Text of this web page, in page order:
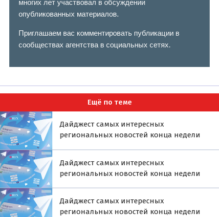
многих лет участвовал в обсуждении
опубликованных материалов.
Приглашаем вас комментировать публикации в
сообществах агентства в социальных сетях.
Ещё по теме
Дайджест самых интересных
региональных новостей конца недели
Дайджест самых интересных
региональных новостей конца недели
Дайджест самых интересных
региональных новостей конца недели